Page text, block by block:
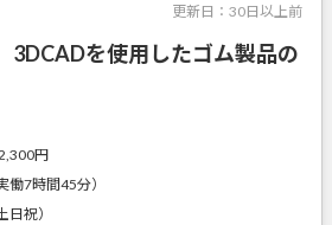
更新日： 30日以上前
3DCADを使用したゴム製品の
円
働7時間45分）
祝）